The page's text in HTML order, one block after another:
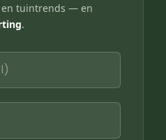
tuintrends — en
.